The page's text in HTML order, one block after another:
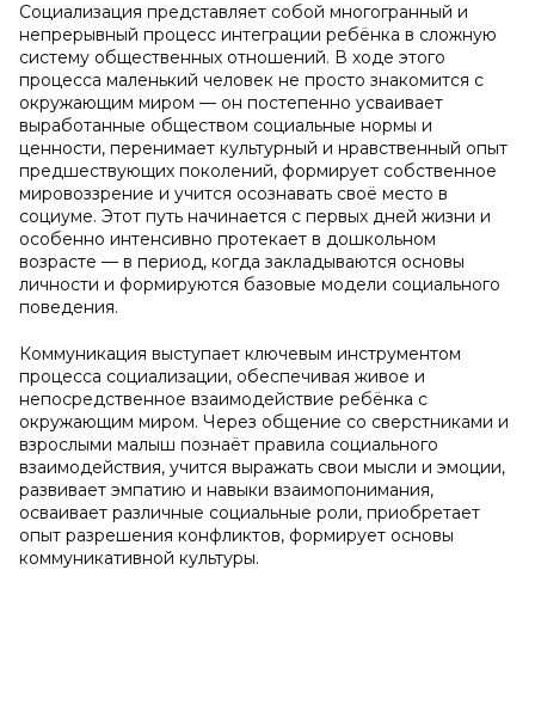
Социализация представляет собой многогранный и
непрерывный процесс интеграции ребёнка в сложную
систему общественных отношений. В ходе этого
процесса маленький человек не просто знакомится с
окружающим миром — он постепенно усваивает
выработанные обществом социальные нормы и
ценности, перенимает культурный и нравственный опыт
предшествующих поколений, формирует собственное
мировоззрение и учится осознавать своё место в
социуме. Этот путь начинается с первых дней жизни и
особенно интенсивно протекает в дошкольном
возрасте — в период, когда закладываются основы
личности и формируются базовые модели социального
поведения.
Коммуникация выступает ключевым инструментом
процесса социализации, обеспечивая живое и
непосредственное взаимодействие ребёнка с
окружающим миром. Через общение со сверстниками и
взрослыми малыш познаёт правила социального
взаимодействия, учится выражать свои мысли и эмоции,
развивает эмпатию и навыки взаимопонимания,
осваивает различные социальные роли, приобретает
опыт разрешения конфликтов, формирует основы
коммуникативной культуры.